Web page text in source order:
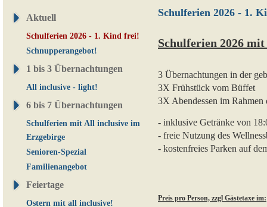
Aktuell
Schulferien 2026 - 1. Kind frei!
Schnupperangebot!
1 bis 3 Übernachtungen
All inclusive - light!
6 bis 7 Übernachtungen
Schulferien mit All inclusive im
Erzgebirge
Senioren-Spezial
Familienangebot
Feiertage
Ostern mit all inclusive!
Schulferien 2026 - 1.
Schulferien 2026
3 Übernachtungen in der
3X Frühstück vom Büffet
3X Abendessen im Rahmen
- inklusive Getränke von
- freie Nutzung des
- kostenfreies Parken auf
Preis pro Person, zzgl Gästetaxe im: